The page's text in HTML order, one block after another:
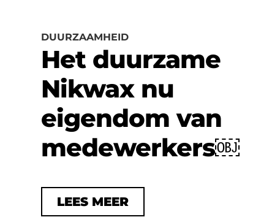
DUURZAAMHEID
Het duurzame
Nikwax nu
eigendom van
medewerkers￼
LEES MEER